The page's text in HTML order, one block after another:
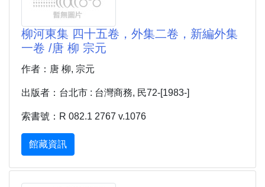
柳河東集 四十五卷，外集二卷，新編外集
一卷 /唐 柳 宗元
作者：唐 柳, 宗元
出版者：台北市 : 台灣商務, 民72-[1983-]
索書號：R 082.1 2767 v.1076
館藏資訊